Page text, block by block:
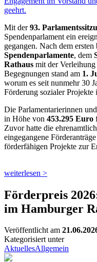
Mit der93.
Spendenparlament ein
gegangen. Nach dem ersten
Spendenparlamente, dem
Rathaus mit der Verleihung
Begegnungen stand am 1.
worum es seit nunmehr 30
Förderung sozialer Projekte
Die Parlamentarierinnen
in Höhe von 453.295 Euro
Zuvor hatte die
eingegangene
förderfähigen Projekte zur
weiterlesen >
Förderpreis
im Hamburger
Veröffentlicht am
Kategorisiert unter
AktuellesAllgemein